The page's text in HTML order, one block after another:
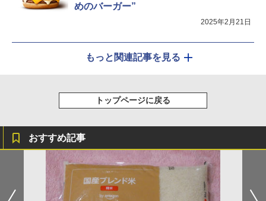
めのバーガー”
2025年2月21日
もっと関連記事を見る
トップページに戻る
おすすめ記事